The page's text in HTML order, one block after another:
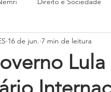
16 de jun. 7 min de leitura